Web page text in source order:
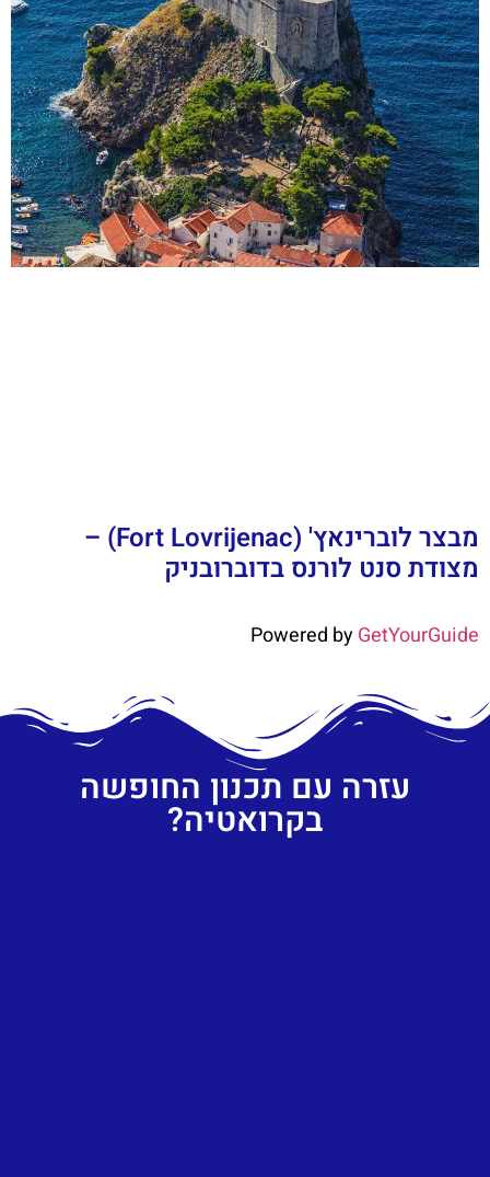
מבצר לוברינאץ' (Fort Lovrijenac) –
מצודת סנט לורנס בדוברובניק
Powered byGetYourGuide
עזרה עם תכנון החופשה
בקרואטיה?